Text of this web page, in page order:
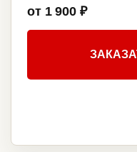
от 1 900 ₽